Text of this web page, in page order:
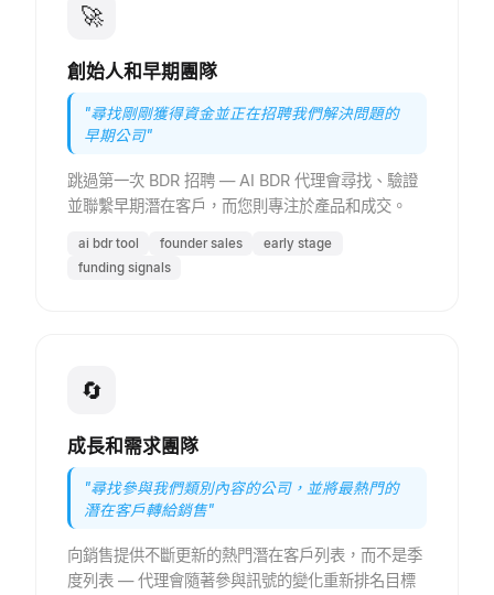
🚀
創始人和早期團隊
"尋找剛剛獲得資金並正在招聘我們解決問題的
早期公司"
跳過第一次 BDR 招聘 — AI BDR 代理會尋找、驗證
並聯繫早期潛在客戶，而您則專注於產品和成交。
ai bdr tool founder sales
early stage
funding signals
🔄
成長和需求團隊
"尋找參與我們類別內容的公司，並將最熱門的
潛在客戶轉給銷售"
向銷售提供不斷更新的熱門潛在客戶列表，而不是季
度列表 — 代理會隨著參與訊號的變化重新排名目標